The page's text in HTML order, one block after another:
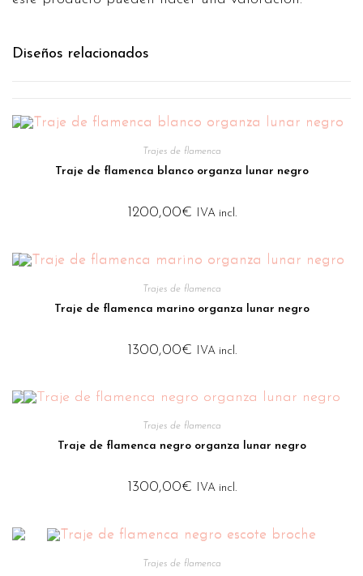
Diseños relacionados
Trajes de flamenca
Traje de flamenca blanco organza lunar negro
1200,00€ IVA incl.
Trajes de flamenca
Traje de flamenca marino organza lunar negro
1300,00€ IVA incl.
Trajes de flamenca
Traje de flamenca negro organza lunar negro
1300,00€ IVA incl.
Trajes de flamenca